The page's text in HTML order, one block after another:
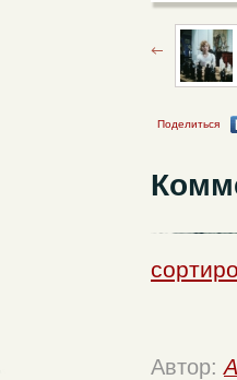
Поделиться
Автор: